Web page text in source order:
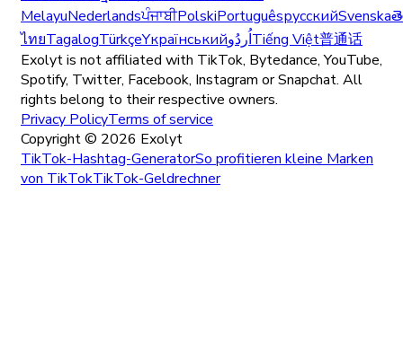
MelayuNederlandsਪੰਜਾਬੀPolskiPortuguêsрусскийSvenska
ไทยTagalogTürkçeYкраїнськийاُردُوTiếng Việt普通话
Exolyt is not affiliated with TikTok, Bytedance, YouTube,
Spotify, Twitter, Facebook, Instagram or Snapchat. All
rights belong to their respective owners.
Privacy PolicyTerms of service
Copyright © 2026 Exolyt
TikTok-Hashtag-GeneratorSo profitieren kleine Marken
von TikTokTikTok-Geldrechner